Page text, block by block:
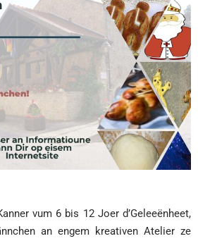
vum 6 bis 12 Joer d’Geleeënheet,
an engem kreativen Atelier ze